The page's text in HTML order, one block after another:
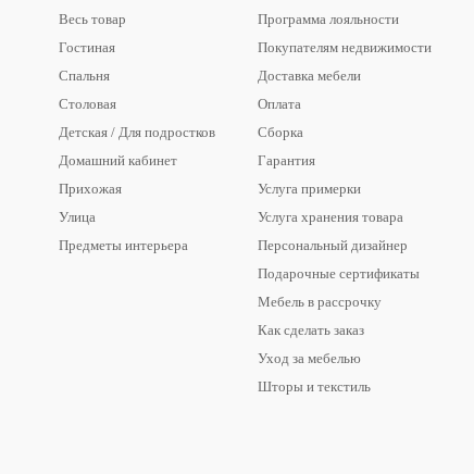
Весь товар
Гостиная
Спальня
Столовая
Детская / Для подростков
Домашний кабинет
Прихожая
Улица
Предметы интерьера
Программа лояльности
Покупателям недвижимости
Доставка мебели
Оплата
Сборка
Гарантия
Услуга примерки
Услуга хранения товара
Персональный дизайнер
Подарочные сертификаты
Мебель в рассрочку
Как сделать заказ
Уход за мебелью
Шторы и текстиль